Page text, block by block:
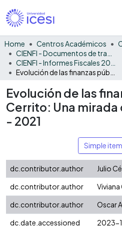
Home Centros Académicos
Evolución de las
Cerrito: Una mirada
- 2021
Simple
dc.contributor.author
Julio
dc.contributor.author
Viviana
dc.contributor.author
Oscar
dc.date.accessioned
2023-